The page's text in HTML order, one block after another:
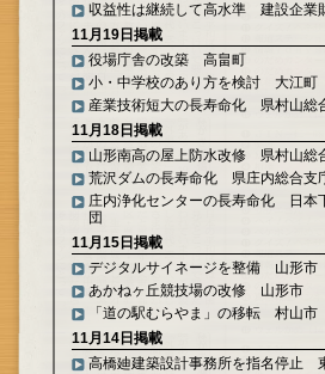
収益性は継続して高水準 建設企業
11月19日掲載
役場庁舎の改築 高畠町
小・中学校のあり方を検討 大江町
産業技術短大の長寿命化 県村山総
11月18日掲載
山形南高の屋上防水改修 県村山総
荒沢ダムの長寿命化 県庄内総合支
庄内浄化センターの長寿命化 日本
団
11月15日掲載
デジタルサイネージを整備 山形市
あかねヶ丘競技場の改修 山形市
「道の駅むらやま」の移転 村山市
11月14日掲載
高橋廸建築設計事務所を指名停止